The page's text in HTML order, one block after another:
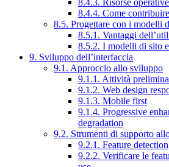
8.4.3. Risorse operative
8.4.4. Come
8.5. Progettare con i modelli
8.5.1. Vantaggi
8.5.2. I modelli di sito
9. Sviluppo dell’interfaccia
9.1. Approccio allo sviluppo
9.1.1. Attività
9.1.2. Web design
9.1.3. Mobile first
9.1.4. Progressive
degradation
9.2. Strumenti di supporto
9.2.1. Feature detection
9.2.2. Verificare le